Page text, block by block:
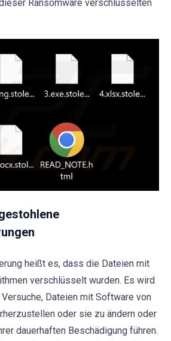
Ransomware verschlüsselten
heißt es, dass die Dateien mit
verschlüsselt wurden. Es wird
Dateien mit Software von
oder sie zu ändern oder
dauerhaften Beschädigung führen.